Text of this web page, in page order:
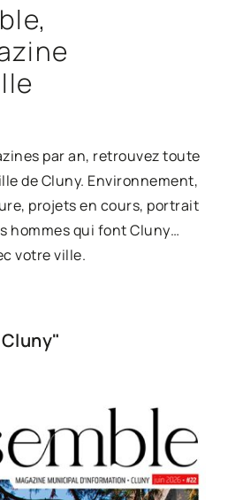
par an, retrouvez toute
de Cluny. Environnement,
projets en cours, portrait
hommes qui font Cluny…
votre ville.